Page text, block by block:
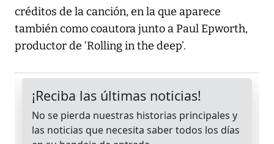
créditos de la canción, en la que aparece
también como coautora junto a Paul Epworth,
productor de ‘Rolling in the deep’.